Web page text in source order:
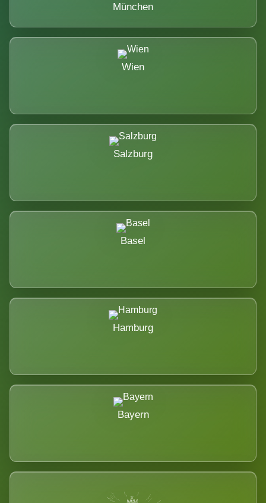
München
Wien
Salzburg
Basel
Hamburg
Bayern